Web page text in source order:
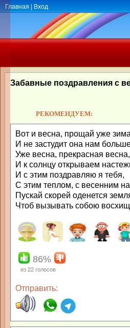
Главная Вход
Забавные поздравления с
РЕКОМЕНДУЕМ:
Вот и весна, прощай уже
И не застудит она нам
Уже весна, прекрасная весна,
И к солнцу открываем
И с этим поздравляю я тебя,
С этим теплом, с весенним
Пускай скорей оденется
Чтоб вызывать собою
86%
из 22 голосов
Отправить: